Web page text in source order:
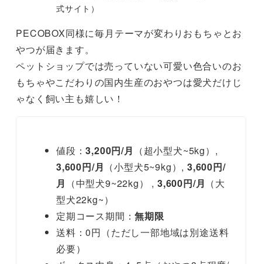
式サイト）
PECOBOX同様に毎月テーマが変わりおもちゃとお
やつが届きます。
ペットショップでは売っていない可愛い色合いのお
もちゃやこだわりの国内生産のおやつは愛犬だけじ
ゃなく飼い主も嬉しい！
値段：3,200円/月
（超小型犬~5kg）,
3,600円/月 （小型犬5~9kg）, 3,600円/
月
（中型犬9~22kg） , 3,600円/月 （大
型犬22kg~）
定期コース期間：無期限
送料：0円（ただし一部地域は別途送料
必要）